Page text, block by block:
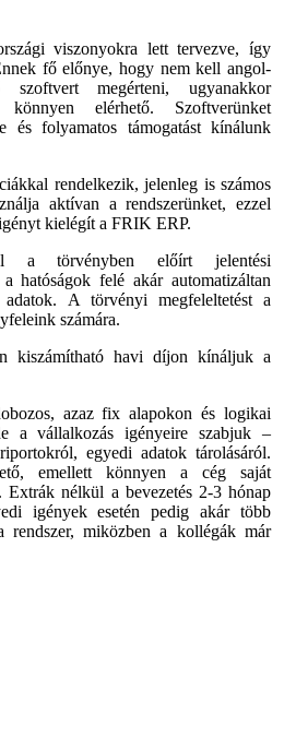
viszonyokra lett tervezve, így
fő előnye, hogy nem kell angol-
megérteni, ugyanakkor
elérhető. Szoftverünket
és folyamatos támogatást kínálunk
rendelkezik, jelenleg is számos
aktívan a rendszerünket, ezzel
kielégít a FRIK ERP.
a törvényben előírt jelentési
hatóságok felé akár automatizáltan
A törvényi megfeleltetést a
számára.
kiszámítható havi díjon kínáljuk a
azaz fix alapokon és logikai
a vállalkozás igényeire szabjuk –
egyedi adatok tárolásáról.
emellett könnyen a cég saját
Extrák nélkül a bevezetés 2-3 hónap
igények esetén pedig akár több
rendszer, miközben a kollégák már